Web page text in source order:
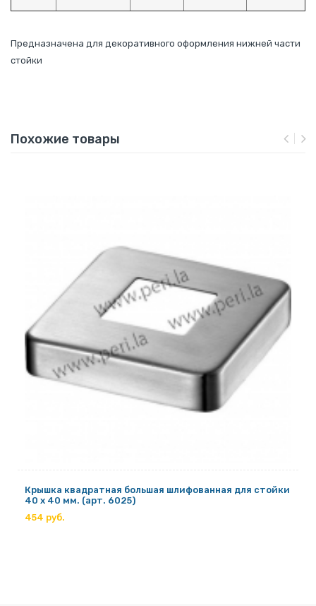
Предназначена для декоративного оформления нижней части
стойки
Похожие товары
Крышка квадратная большая шлифованная для стойки
40 х 40 мм. (арт. 6025)
454 руб.